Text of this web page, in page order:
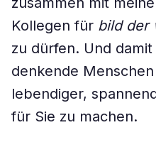
Kollegen für bild der
zu dürfen. Und
denkende
lebendiger,
für Sie zu machen.